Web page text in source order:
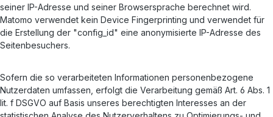
seiner IP-Adresse und seiner Browsersprache berechnet wird.
Matomo verwendet kein Device Fingerprinting und verwendet für
die Erstellung der "config_id" eine anonymisierte IP-Adresse des
Seitenbesuchers.
Sofern die so verarbeiteten Informationen personenbezogene
Nutzerdaten umfassen, erfolgt die Verarbeitung gemäß Art. 6 Abs. 1
lit. f DSGVO auf Basis unseres berechtigten Interesses an der